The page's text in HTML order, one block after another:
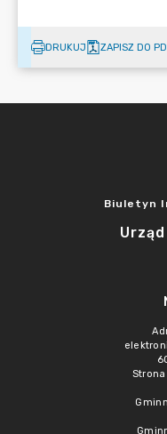
DRUKUJ ZAPISZ DO
Biuletyn